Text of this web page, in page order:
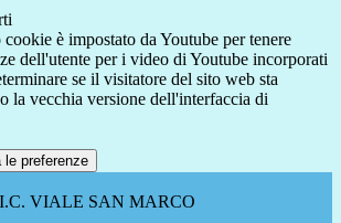
cookie è impostato da Youtube per tenere
dell'utente per i video di Youtube incorporati
se il visitatore del sito web sta
la vecchia versione dell'interfaccia di
le preferenze
I.C. VIALE SAN MARCO